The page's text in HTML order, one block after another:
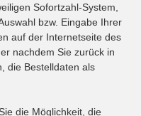
Sofortzahl-System,
bzw. Eingabe Ihrer
auf der Internetseite des
nachdem Sie zurück in
die Bestelldaten als
die Möglichkeit, die